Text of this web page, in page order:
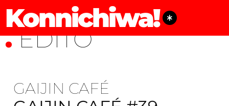
Konnichiwa!
ÉDITO
GAIJIN CAFÉ